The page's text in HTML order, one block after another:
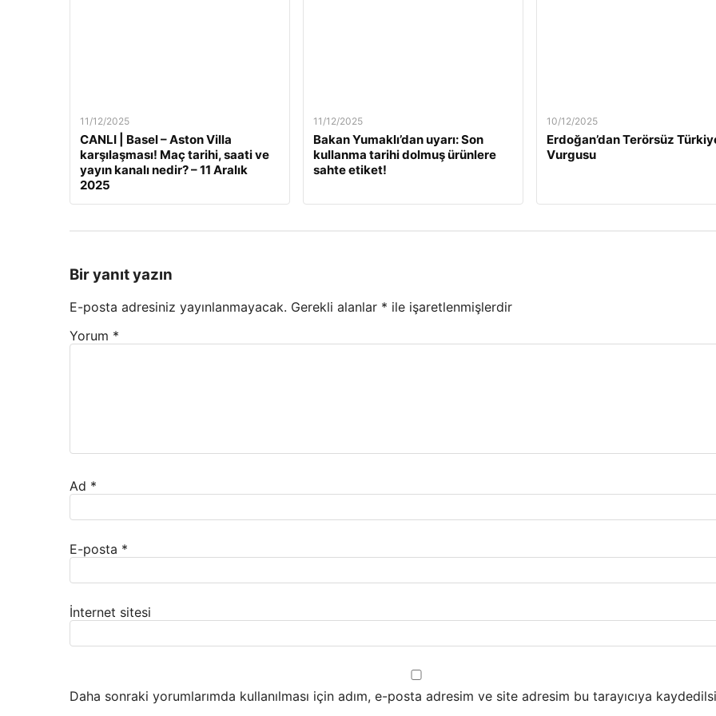
11/12/2025
CANLI | Basel – Aston Villa
karşılaşması! Maç tarihi, saati ve
yayın kanalı nedir? – 11 Aralık
2025
11/12/2025
Bakan Yumaklı’dan uyarı: Son
kullanma tarihi dolmuş ürünlere
sahte etiket!
10/12/2025
Erdoğan’dan Terörsüz
Vurgusu
Bir yanıt yazın
E-posta adresiniz yayınlanmayacak. Gerekli alanlar * ile işaretlenmişlerdir
Yorum *
Ad *
E-posta *
İnternet sitesi
Daha sonraki yorumlarımda kullanılması için adım, e-posta adresim ve site adresim bu tarayıcıya